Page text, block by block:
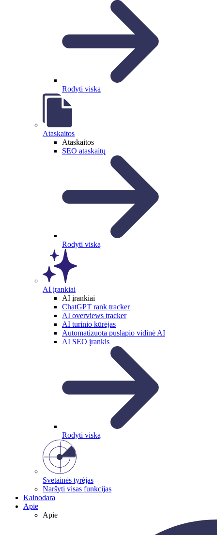
Rodyti viską
Ataskaitos
Ataskaitos
SEO ataskaitų
Rodyti viską
AI įrankiai
AI įrankiai
ChatGPT rank tracker
AI overviews tracker
AI turinio kūrėjas
Automatizuota puslapio vidinė AI
AI SEO įrankis
Rodyti viską
Svetainės tyrėjas
Naršyti visas funkcijas
Kainodara
Apie
Apie